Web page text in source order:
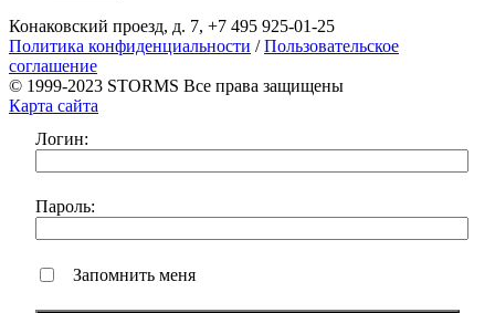
Конаковский проезд, д. 7, +7 495 925-01-25
Политика конфиденциальности /Пользовательское
соглашение
© 1999-2023 STORMS Все права защищены
Карта сайта
Логин:
Пароль:
Запомнить меня